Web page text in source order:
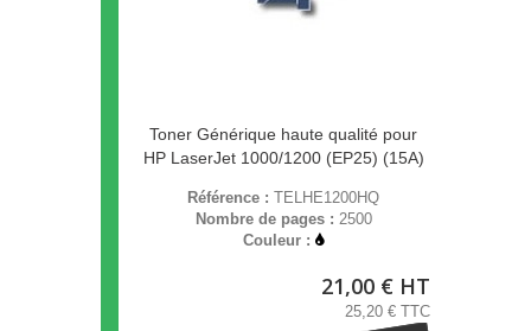
Toner Générique haute qualité pour
HP LaserJet 1000/1200 (EP25) (15A)
Référence : TELHE1200HQ
Nombre de pages : 2500
Couleur :
21,00 € HT
25,20 € TTC